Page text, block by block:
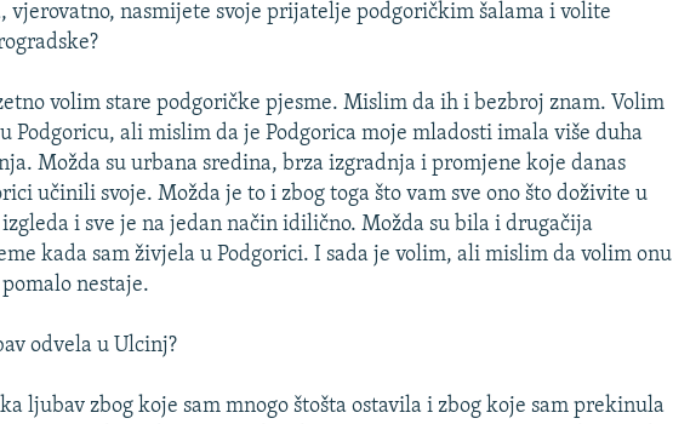
vjerovatno, nasmijete svoje prijatelje podgoričkim šalama i volite
volim stare podgoričke pjesme. Mislim da ih i bezbroj znam. Volim
Podgoricu, ali mislim da je Podgorica moje mladosti imala više duha
Možda su urbana sredina, brza izgradnja i promjene koje danas
učinili svoje. Možda je to i zbog toga što vam sve ono što doživite u
i sve je na jedan način idilično. Možda su bila i drugačija
kada sam živjela u Podgorici. I sada je volim, ali mislim da volim onu
nestaje.
odvela u Ulcinj?
ljubav zbog koje sam mnogo štošta ostavila i zbog koje sam prekinula